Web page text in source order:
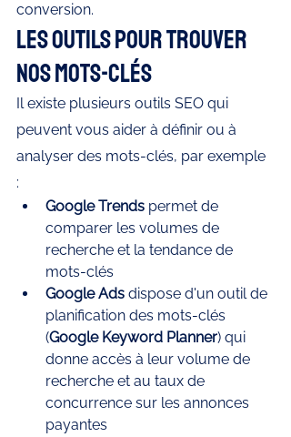
conversion.
Les outils pour trouver
nos mots-clés
Il existe plusieurs outils SEO qui
peuvent vous aider à définir ou à
analyser des mots-clés, par exemple
:
Google Trends permet de
comparer les volumes de
recherche et la tendance de
mots-clés
Google Ads dispose d'un outil de
planification des mots-clés
(Google Keyword Planner) qui
donne accès à leur volume de
recherche et au taux de
concurrence sur les annonces
payantes